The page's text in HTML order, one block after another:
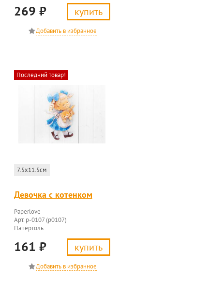
269 ₽ купить
Последний товар!
7.5x11.5см
Девочка с котенком
Paperlove
Арт. p-0107 (p0107)
Папертоль
161 ₽ купить